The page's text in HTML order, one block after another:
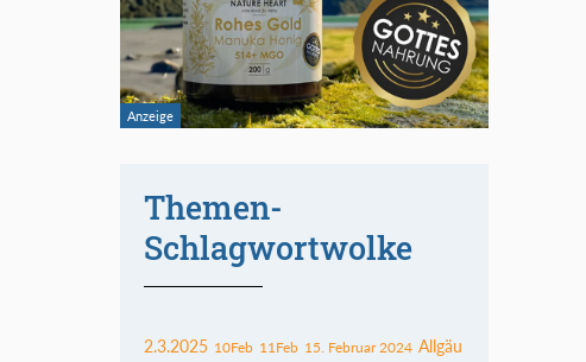
Themen-
Schlagwortwolke
2.3.2025 10Feb 11Feb 15. Februar 2024 Allgäu